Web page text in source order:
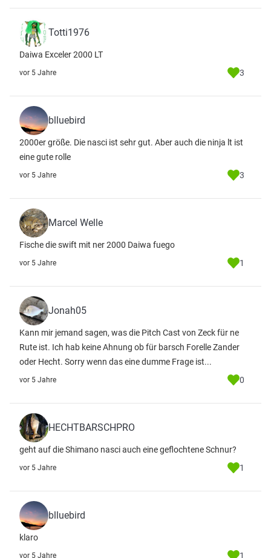
Totti1976
Daiwa Exceler 2000 LT
vor 5 Jahre 3
blluebird
2000er größe. Die nasci ist sehr gut. Aber auch die ninja lt ist
eine gute rolle
vor 5 Jahre 3
Marcel Welle
Fische die swift mit ner 2000 Daiwa fuego
vor 5 Jahre 1
Jonah05
Kann mir jemand sagen, was die Pitch Cast von Zeck für ne
Rute ist. Ich hab keine Ahnung ob für barsch Forelle Zander
oder Hecht. Sorry wenn das eine dumme Frage ist...
vor 5 Jahre 0
HECHTBARSCHPRO
geht auf die Shimano nasci auch eine geflochtene Schnur?
vor 5 Jahre 1
blluebird
klaro
vor 5 Jahre 1